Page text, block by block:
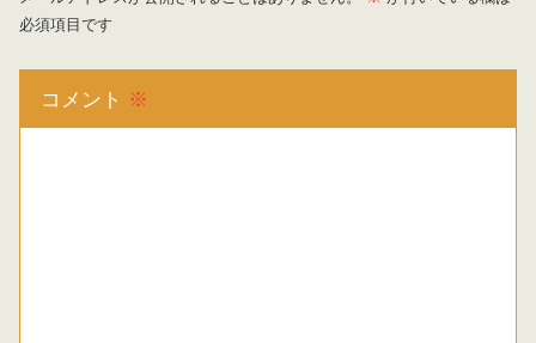
必須項目です
コメント ※